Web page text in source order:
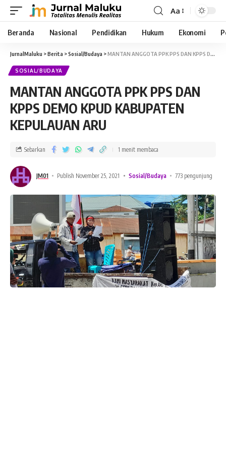
Aa
Beranda Nasional Pendidikan Hukum Ekonomi
JurnalMaluku >Berita >Sosial/Budaya >MANTAN ANGGOTA PPK PPS DAN KPPS DEMO KPUD KABUPATEN KEPULAUAN ARU
SOSIAL/BUDAYA
MANTAN ANGGOTA PPK PPS DAN
KPPS DEMO KPUD KABUPATEN
KEPULAUAN ARU
JM01 Publish November 25, 2021 Sosial/Budaya 773 pengunjung
Sebarkan 1 menit membaca